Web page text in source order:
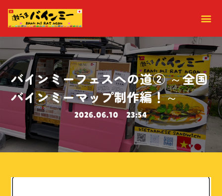
バインミーフェスへの道② ～全国
バインミーマップ制作編！～
2026.06.10 23:54